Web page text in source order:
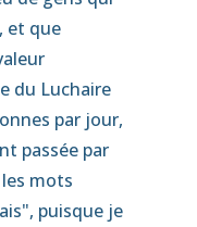
et que
du Luchaire
par jour,
passée par
mots
puisque je